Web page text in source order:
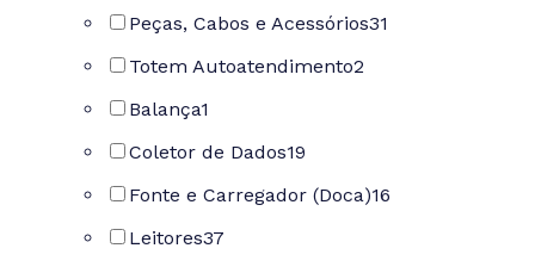
Peças, Cabos e Acessórios31
Totem Autoatendimento2
Balança1
Coletor de Dados19
Fonte e Carregador (Doca)16
Leitores37